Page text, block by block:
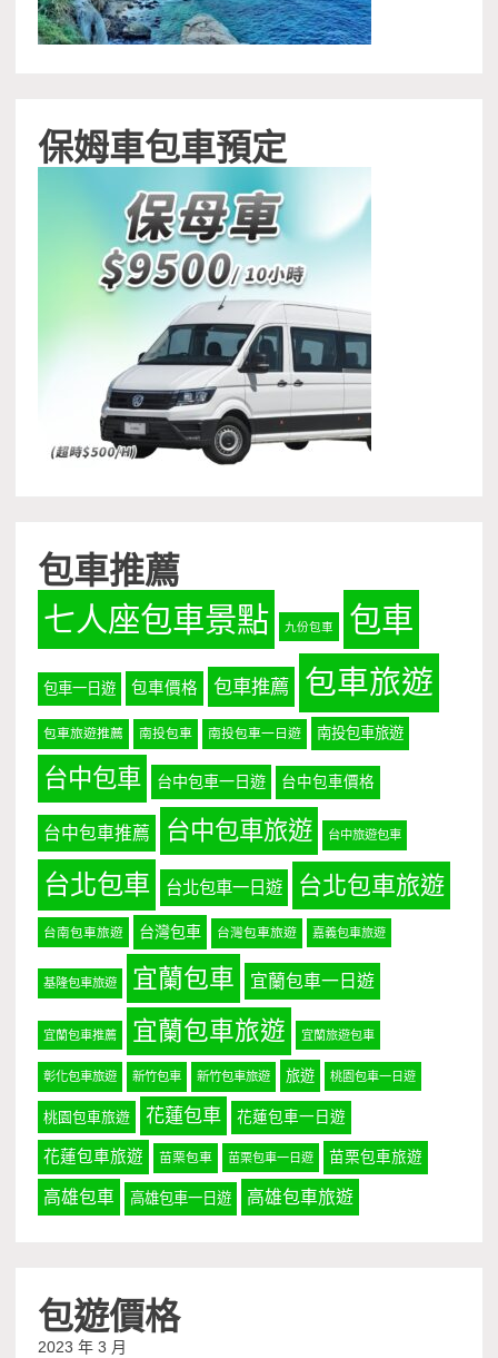
保姆車包車預定
包車推薦
七人座包車景點 九份包車 包車
包車一日遊 包車價格 包車推薦 包車旅遊
包車旅遊推薦 南投包車 南投包車一日遊 南投包車旅遊
台中包車 台中包車一日遊 台中包車價格
台中包車推薦 台中包車旅遊 台中旅遊包車
台北包車 台北包車一日遊 台北包車旅遊
台南包車旅遊 台灣包車 台灣包車旅遊 嘉義包車旅遊
基隆包車旅遊 宜蘭包車 宜蘭包車一日遊
宜蘭包車推薦 宜蘭包車旅遊 宜蘭旅遊包車
彰化包車旅遊 新竹包車 新竹包車旅遊 旅遊 桃園包車一日遊
桃園包車旅遊 花蓮包車 花蓮包車一日遊
花蓮包車旅遊 苗栗包車 苗栗包車一日遊 苗栗包車旅遊
高雄包車 高雄包車一日遊 高雄包車旅遊
包遊價格
2023 年 3 月